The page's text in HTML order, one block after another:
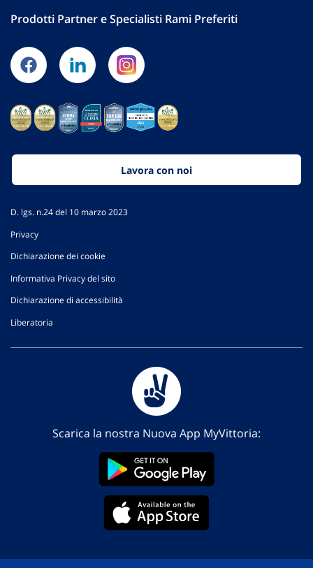
Prodotti Partner e Specialisti Rami Preferiti
Lavora con noi
D. lgs. n.24 del 10 marzo 2023
Privacy
Dichiarazione dei cookie
Informativa Privacy del sito
Dichiarazione di accessibilità
Liberatoria
Scarica la nostra Nuova App MyVittoria: